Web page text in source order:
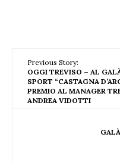
Previous Story:
OGGI TREVISO – AL
SPORT “CASTAGNA
PREMIO AL MANAGER
ANDREA VIDOTTI